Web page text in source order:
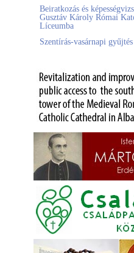
Beiratkozás és
Gusztáv Károly Római
Líceumba
Szentírás-vasárnapi gyűjtés